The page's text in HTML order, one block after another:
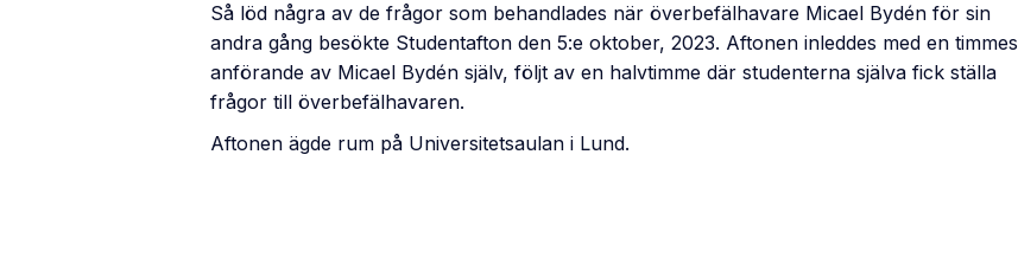
Så löd några av de frågor som behandlades när överbefälhavare Micael Bydén för sin
andra gång besökte Studentafton den 5:e oktober, 2023. Aftonen inleddes med en timmes
anförande av Micael Bydén själv, följt av en halvtimme där studenterna själva fick ställa
frågor till överbefälhavaren.
Aftonen ägde rum på Universitetsaulan i Lund.